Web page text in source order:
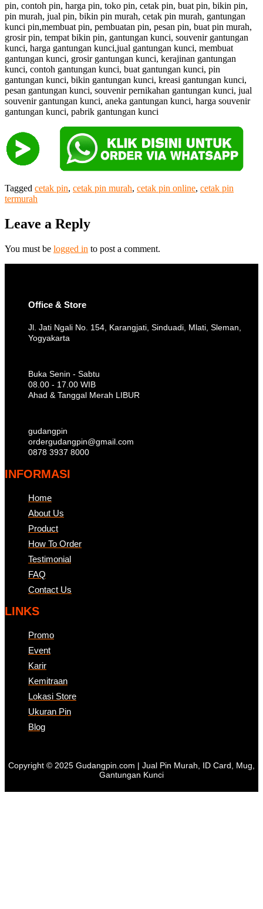
pin, contoh pin, harga pin, toko pin, cetak pin, buat pin, bikin pin,
pin murah, jual pin, bikin pin murah, cetak pin murah, gantungan
kunci pin,membuat pin, pembuatan pin, pesan pin, buat pin murah,
grosir pin, tempat bikin pin, gantungan kunci, souvenir gantungan
kunci, harga gantungan kunci,jual gantungan kunci, membuat
gantungan kunci, grosir gantungan kunci, kerajinan gantungan
kunci, contoh gantungan kunci, buat gantungan kunci, pin
gantungan kunci, bikin gantungan kunci, kreasi gantungan kunci,
pesan gantungan kunci, souvenir pernikahan gantungan kunci, jual
souvenir gantungan kunci, aneka gantungan kunci, harga souvenir
gantungan kunci, pabrik gantungan kunci
Tagged cetak pin, cetak pin murah, cetak pin online, cetak pin
termurah
Leave a Reply
You must be logged in to post a comment.
Office & Store
Jl. Jati Ngali No. 154, Karangjati, Sinduadi, Mlati, Sleman,
Yogyakarta
Buka Senin - Sabtu
08.00 - 17.00 WIB
Ahad & Tanggal Merah LIBUR
gudangpin
ordergudangpin@gmail.com
0878 3937 8000
INFORMASI
Home
About Us
Product
How To Order
Testimonial
FAQ
Contact Us
LINKS
Promo
Event
Karir
Kemitraan
Lokasi Store
Ukuran Pin
Blog
Copyright © 2025 Gudangpin.com | Jual Pin Murah, ID Card, Mug,
Gantungan Kunci